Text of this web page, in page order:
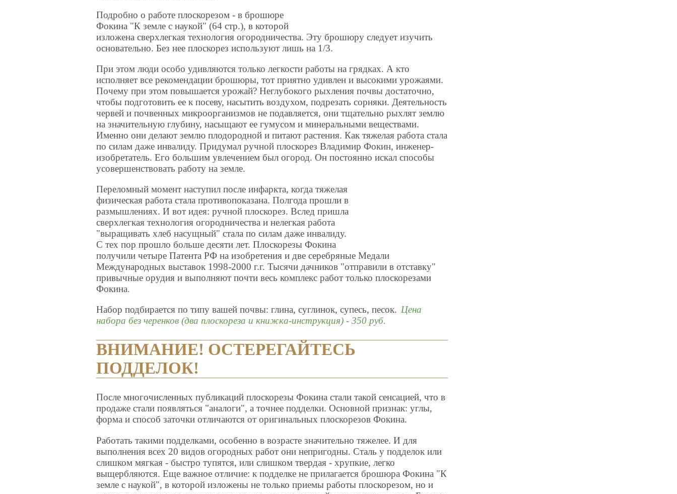
Подробно о работе плоскорезом - в брошюре
Фокина "К земле с наукой" (64 стр.), в которой
изложена сверхлегкая технология огородничества. Эту брошюру следует изучить
основательно. Без нее плоскорез используют лишь на 1/3.
При этом люди особо удивляются только легкости работы на грядках. А кто
исполняет все рекомендации брошюры, тот приятно удивлен и высокими урожаями.
Почему при этом повышается урожай? Неглубокого рыхления почвы достаточно,
чтобы подготовить ее к посеву, насытить воздухом, подрезать сорняки. Деятельность
червей и почвенных микроорганизмов не подавляется, они тщательно рыхлят землю
на значительную глубину, насыщают ее гумусом и минеральными веществами.
Именно они делают землю плодородной и питают растения. Как тяжелая работа стала
по силам даже инвалиду. Придумал ручной плоскорез Владимир Фокин, инженер-
изобретатель. Его большим увлечением был огород. Он постоянно искал способы
усовершенствовать работу на земле.
Переломный момент наступил после инфаркта, когда тяжелая
физическая работа стала противопоказана. Полгода прошли в
размышлениях. И вот идея: ручной плоскорез. Вслед пришла
сверхлегкая технология огородничества и нелегкая работа
"выращивать хлеб насущный" стала по силам даже инвалиду.
С тех пор прошло больше десяти лет. Плоскорезы Фокина
получили четыре Патента РФ на изобретения и две серебряные Медали
Международных выставок 1998-2000 г.г. Тысячи дачников "отправили в отставку"
привычные орудия и выполняют почти весь комплекс работ только плоскорезами
Фокина.
Набор подбирается по типу вашей почвы: глина, суглинок, супесь, песок. Цена
набора без черенков (два плоскореза и книжка-инструкция) - 350 руб.
ВНИМАНИЕ! ОСТЕРЕГАЙТЕСЬ
ПОДДЕЛОК!
После многочисленных публикаций плоскорезы Фокина стали такой сенсацией, что в
продаже стали появляться "аналоги", а точнее подделки. Основной признак: углы,
форма и способ заточки отличаются от оригинальных плоскорезов Фокина.
Работать такими подделками, особенно в возрасте значительно тяжелее. И для
выполнения всех 20 видов огородных работ они непригодны. Сталь у подделок или
слишком мягкая - быстро тупятся, или слишком твердая - хрупкие, легко
выщербляются. Еще важное отличие: к подделке не прилагается брошюра Фокина "К
земле с наукой", в которой изложены не только приемы работы плоскорезом, но и